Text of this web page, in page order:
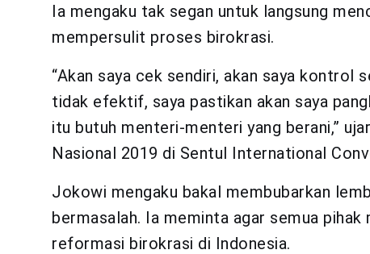
Ia mengaku tak segan untuk langsung
mempersulit proses birokrasi.
“Akan saya cek sendiri, akan saya kontrol
tidak efektif, saya pastikan akan saya
itu butuh menteri-menteri yang berani,”
Nasional 2019 di Sentul International
Jokowi mengaku bakal membubarkan
bermasalah. Ia meminta agar semua pihak
reformasi birokrasi di Indonesia.